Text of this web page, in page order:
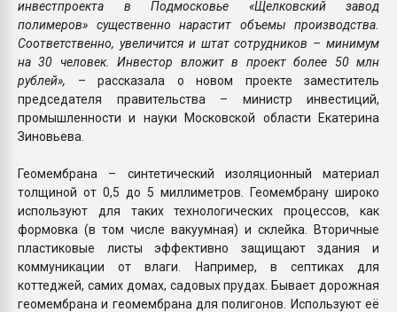
инвестпроекта в Подмосковье «Щелковский завод
полимеров» существенно нарастит объемы производства.
Соответственно, увеличится и штат сотрудников – минимум
на 30 человек. Инвестор вложит в проект более 50 млн
рублей», – рассказала о новом проекте заместитель
председателя правительства – министр инвестиций,
промышленности и науки Московской области Екатерина
Зиновьева.
Геомембрана – синтетический изоляционный материал
толщиной от 0,5 до 5 миллиметров. Геомембрану широко
используют для таких технологических процессов, как
формовка (в том числе вакуумная) и склейка. Вторичные
пластиковые листы эффективно защищают здания и
коммуникации от влаги. Например, в септиках для
коттеджей, самих домах, садовых прудах. Бывает дорожная
геомембрана и геомембрана для полигонов. Используют её